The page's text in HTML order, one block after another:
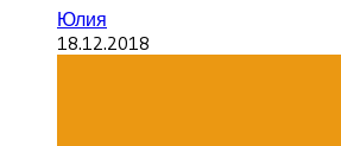
Юлия
18.12.2018